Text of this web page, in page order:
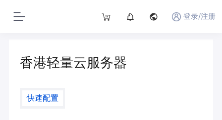
登录/注册
香港轻量云服务器
快速配置